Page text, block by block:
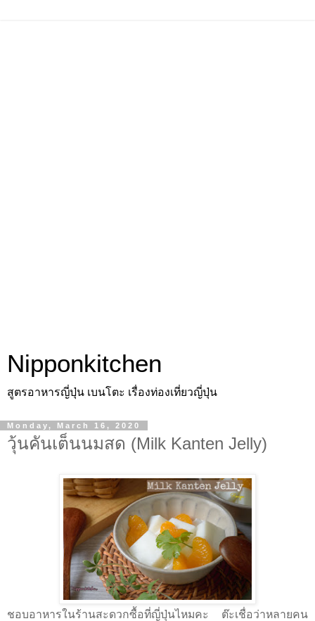
Nipponkitchen
สูตรอาหารญี่ปุ่น เบนโตะ เรื่องท่องเที่ยวญี่ปุ่น
Monday, March 16, 2020
วุ้นคันเต็นนมสด (Milk Kanten Jelly)
ชอบอาหารในร้านสะดวกซื้อที่ญี่ปุ่นไหมคะ ต๊ะเชื่อว่าหลายคน